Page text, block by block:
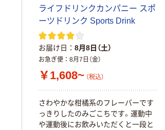
ライフドリンクカンパニー スポ
ーツドリンク Sports Drink
お届け日 8月8日（土）
お急ぎ便 8月7日（金）
￥1,608~ （税込）
さわやかな柑橘系のフレーバーです
っきりしたのみごこちです。運動中
や運動後にお飲みいただくと一段と